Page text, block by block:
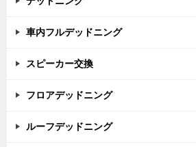
車内フルデッドニング
スピーカー交換
フロアデッドニング
ルーフデッドニング